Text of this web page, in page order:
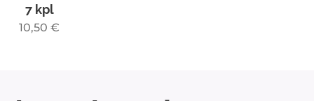
7 kpl
10,50 €